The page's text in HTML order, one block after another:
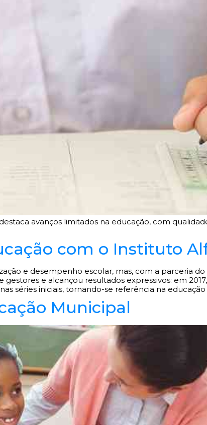
avanços limitados na educação, com
com o Instituto
e desempenho escolar, mas, com a parceria
e alcançou resultados expressivos: em
séries iniciais, tornando-se referência na educação
Municipal